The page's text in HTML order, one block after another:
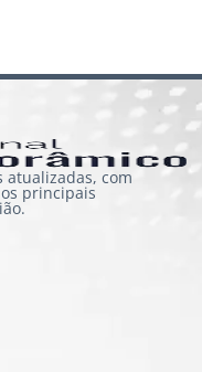
atualizadas, com
principais